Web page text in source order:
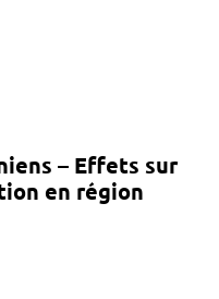
– Effets sur
en région